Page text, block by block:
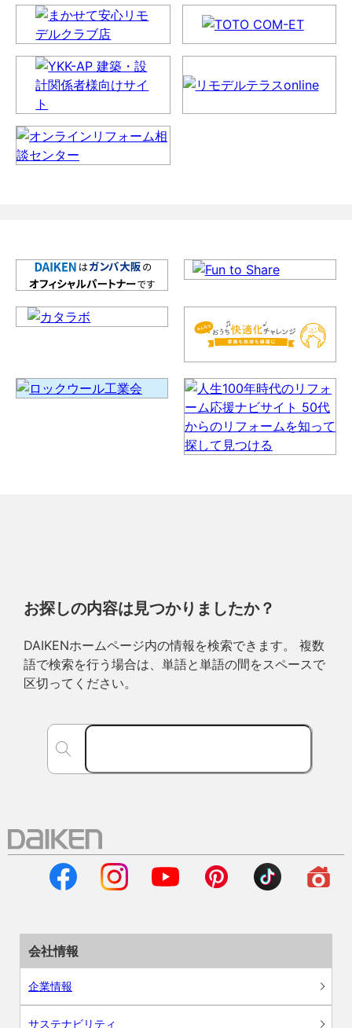
お探しの内容は見つかりましたか？
DAIKENホームページ内の情報を検索できます。 複数
語で検索を行う場合は、単語と単語の間をスペースで
区切ってください。
会社情報
企業情報
サステナビリティ